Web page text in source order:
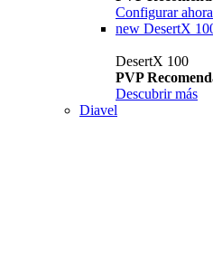
Configurar ahora
new DesertX
DesertX 100
PVP
Descubrir más
Diavel